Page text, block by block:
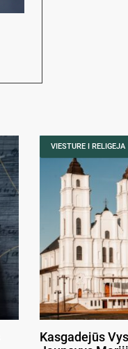
VIESTURE I RELIGEJA
Kasgadejūs